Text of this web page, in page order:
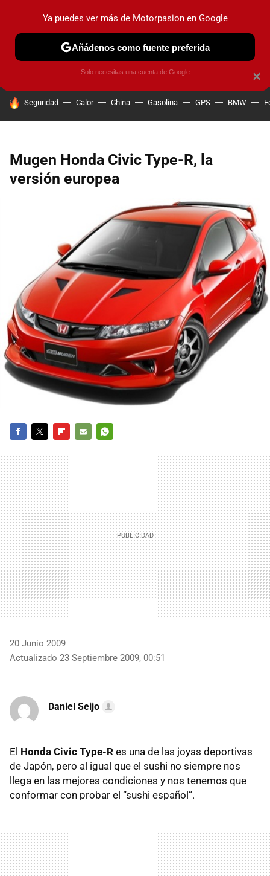
PRUEBAS COCHES ELÉCTRICOS OBSERVATORIO
HOY SE HABLA DE
Seguridad Calor China Gasolina GPS BMW
Mugen Honda Civic Type-R, la
versión europea
MAIL
20 Junio 2009
Actualizado 23 Septiembre 2009, 00:51
Daniel Seijo
El Honda Civic Type-R es una de las joyas deportivas
de Japón, pero al igual que el sushi no siempre nos
llega en las mejores condiciones y nos tenemos que
conformar con probar el “sushi español”.
×
Ya puedes ver más de Motorpasion en Google
Añádenos como fuente preferida
Solo necesitas una cuenta de Google